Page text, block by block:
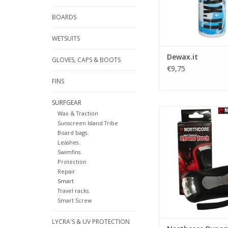
BOARDS
WETSUITS
GLOVES, CAPS & BOOTS
FINS
SURFGEAR
Wax & Traction
Sunscreen Island Tribe
Board bags.
Leashes.
Swimfins.
Protection
Repair
Smart
Travel racks.
Smart Screw
LYCRA'S & UV PROTECTION
Bluewater Dewax.it
ontwikkeld om veilig,
wax, teer,
zonnebrand olie,
TOEVOEGEN AAN
Dewax.it
€9,75
De nieuwe
Zaklantaarn is voor
handig, op de
een trektocht of b.v.
Deze knijpkat
heldere High
LED’s.
Een paar keer